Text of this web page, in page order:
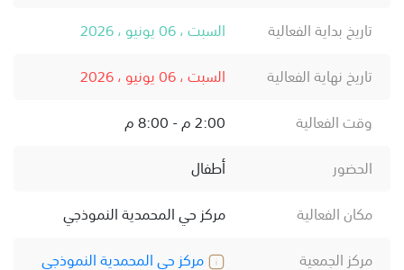
تاريخ بداية الفعالية
السبت ، 06 يونيو ، 2026
تاريخ نهاية الفعالية
السبت ، 06 يونيو ، 2026
وقت الفعالية
2:00 م - 8:00 م
الحضور
أطفال
مكان الفعالية
مركز حي المحمدية النموذجي
مركز الجمعية
مركز حي المحمدية النموذجي